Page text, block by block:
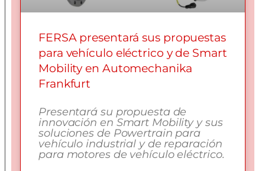
FERSA presentará sus propuestas
para vehículo eléctrico y de Smart
Mobility en Automechanika
Frankfurt
Presentará su propuesta de
innovación en Smart Mobility y sus
soluciones de Powertrain para
vehículo industrial y de reparación
para motores de vehículo eléctrico.